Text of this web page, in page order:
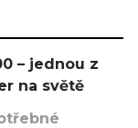
– jednou z
na světě